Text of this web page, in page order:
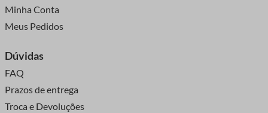
Minha Conta
Meus Pedidos
Dúvidas
FAQ
Prazos de entrega
Troca e Devoluções